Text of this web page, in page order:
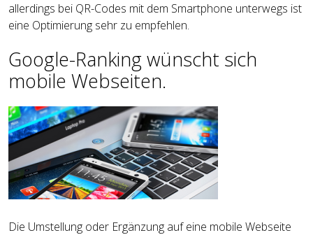
allerdings bei QR-Codes mit dem Smartphone unterwegs ist
eine Optimierung sehr zu empfehlen.
Google-Ranking wünscht sich
mobile Webseiten.
Die Umstellung oder Ergänzung auf eine mobile Webseite